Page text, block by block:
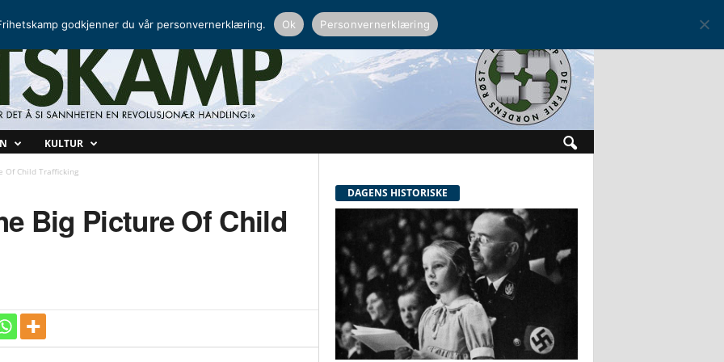
KULTUR
Of Child Trafficking
Big Picture Of Child
DAGENS HISTORISKE
godkjenner du vår personvernerklæring. Ok Personvernerklæring